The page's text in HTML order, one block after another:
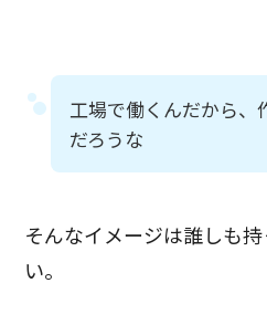
工場で働くんだから、
だろうな
そんなイメージは誰しも
い。